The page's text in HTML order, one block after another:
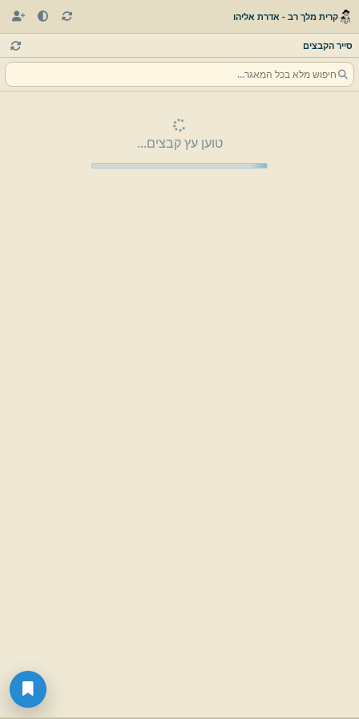
קרית מלך רב - אדרת אליהו
סייר הקבצים
טוען עץ קבצים...